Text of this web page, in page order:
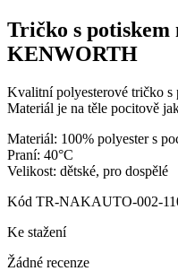
Tričko s
KENWORTH
Kvalitní polyesterové tričko s
Materiál je na těle pocitově
Materiál: 100% polyester s
Praní: 40°C
Velikost: dětské, pro dospělé
Kód TR-NAKAUTO-002-
Ke stažení
Žádné recenze